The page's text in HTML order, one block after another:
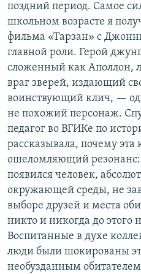
поздний период. Самое
школьном возрасте я
фильма «Тарзан» с
главной роли. Герой
сложенный как Аполлон,
враг зверей, издающий
воинствующий клич, —
не похожий персонаж.
педагог во ВГИКе по
рассказывала, почему эта
ошеломляющий резонанс:
появился человек,
окружающей среды, не
выборе друзей и места
никто и никогда до этого
Воспитанные в духе
люди были шокированы
необузданным